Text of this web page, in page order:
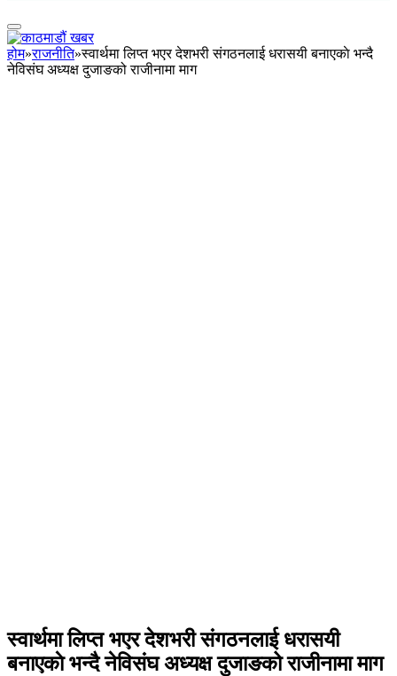
होम»राजनीति»स्वार्थमा लिप्त भएर देशभरी संगठनलाई धरासयी बनाएकाे भन्दै
नेविसंघ अध्यक्ष दुजाङको राजीनामा माग
स्वार्थमा लिप्त भएर देशभरी संगठनलाई धरासयी
बनाएकाे भन्दै नेविसंघ अध्यक्ष दुजाङको राजीनामा माग